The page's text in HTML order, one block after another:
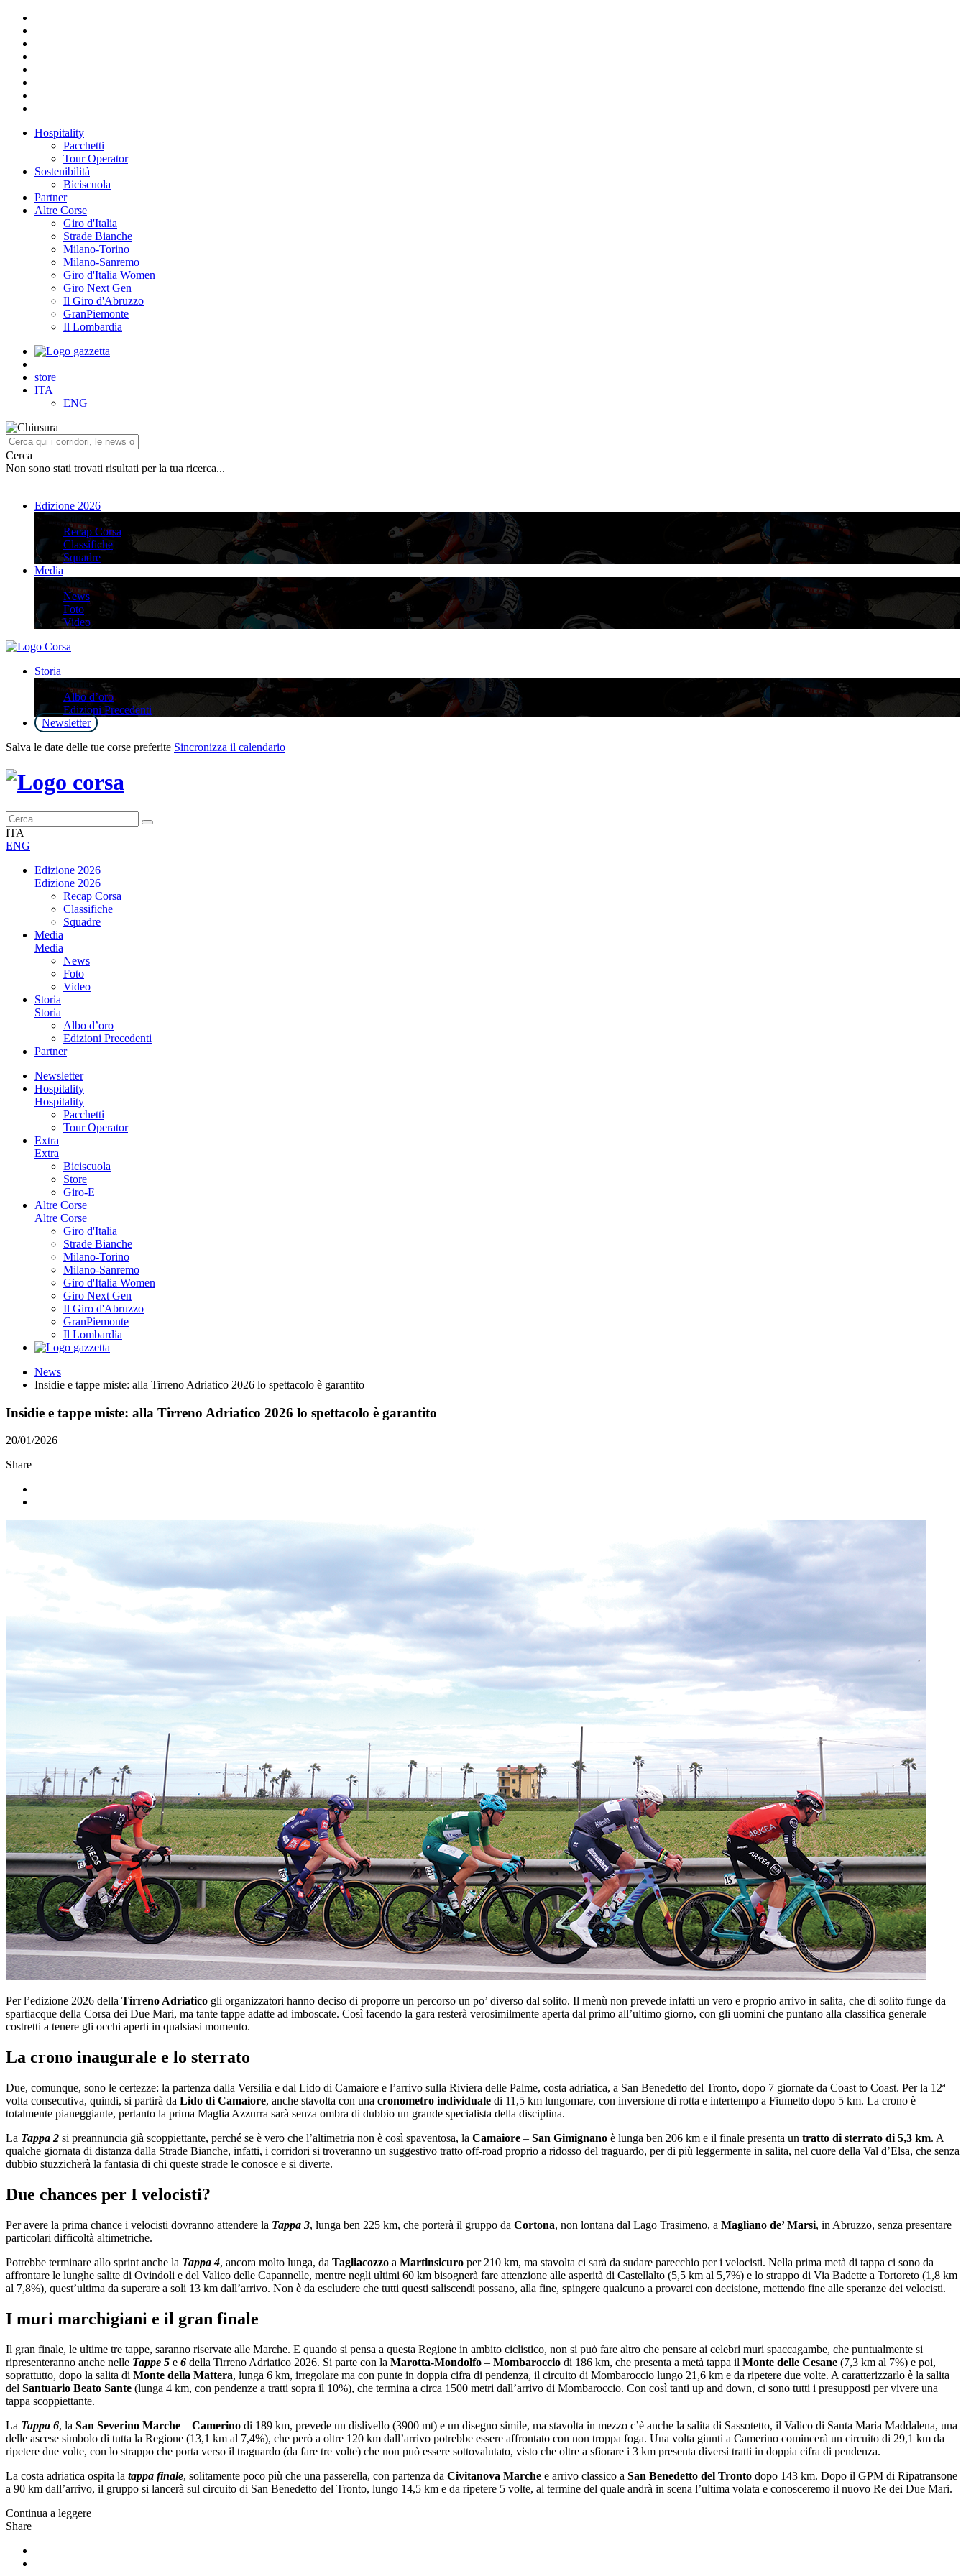
Hospitality
Pacchetti
Tour Operator
Sostenibilità
Biciscuola
Partner
Altre Corse
Giro d'Italia
Strade Bianche
Milano-Torino
Milano-Sanremo
Giro d'Italia Women
Giro Next Gen
Il Giro d'Abruzzo
GranPiemonte
Il Lombardia
store
ITA
ENG
Cerca
Non sono stati trovati risultati per la tua ricerca...
Edizione 2026
Edizione 2026
Recap Corsa
Classifiche
Squadre
Media
Media
News
Foto
Video
Storia
Storia
Albo d’oro
Edizioni Precedenti
Newsletter
Salva le date delle tue corse preferite Sincronizza il calendario
ITA
ENG
Edizione 2026
Edizione 2026
Recap Corsa
Classifiche
Squadre
Media
Media
News
Foto
Video
Storia
Storia
Albo d’oro
Edizioni Precedenti
Partner
Newsletter
Hospitality
Hospitality
Pacchetti
Tour Operator
Extra
Extra
Biciscuola
Store
Giro-E
Altre Corse
Altre Corse
Giro d'Italia
Strade Bianche
Milano-Torino
Milano-Sanremo
Giro d'Italia Women
Giro Next Gen
Il Giro d'Abruzzo
GranPiemonte
Il Lombardia
News
Insidie e tappe miste: alla Tirreno Adriatico 2026 lo spettacolo è garantito
Insidie e tappe miste: alla Tirreno Adriatico 2026 lo spettacolo è garantito
20/01/2026
Share
Per l’edizione 2026 della Tirreno Adriatico gli organizzatori hanno deciso di proporre un percorso un po’ diverso dal solito. Il menù non prevede infatti un vero e proprio arrivo in salita, che di solito funge da
spartiacque della Corsa dei Due Mari, ma tante tappe adatte ad imboscate. Così facendo la gara resterà verosimilmente aperta dal primo all’ultimo giorno, con gli uomini che puntano alla classifica generale
costretti a tenere gli occhi aperti in qualsiasi momento.
La crono inaugurale e lo sterrato
Due, comunque, sono le certezze: la partenza dalla Versilia e dal Lido di Camaiore e l’arrivo sulla Riviera delle Palme, costa adriatica, a San Benedetto del Tronto, dopo 7 giornate da Coast to Coast. Per la 12ª
volta consecutiva, quindi, si partirà da Lido di Camaiore, anche stavolta con una cronometro individuale di 11,5 km lungomare, con inversione di rotta e intertempo a Fiumetto dopo 5 km. La crono è
totalmente pianeggiante, pertanto la prima Maglia Azzurra sarà senza ombra di dubbio un grande specialista della disciplina.
La Tappa 2 si preannuncia già scoppiettante, perché se è vero che l’altimetria non è così spaventosa, la Camaiore – San Gimignano è lunga ben 206 km e il finale presenta un tratto di sterrato di 5,3 km. A
qualche giornata di distanza dalla Strade Bianche, infatti, i corridori si troveranno un suggestivo tratto off-road proprio a ridosso del traguardo, per di più leggermente in salita, nel cuore della Val d’Elsa, che senza
dubbio stuzzicherà la fantasia di chi queste strade le conosce e si diverte.
Due chances per I velocisti?
Per avere la prima chance i velocisti dovranno attendere la Tappa 3, lunga ben 225 km, che porterà il gruppo da Cortona, non lontana dal Lago Trasimeno, a Magliano de’ Marsi, in Abruzzo, senza presentare
particolari difficoltà altimetriche.
Potrebbe terminare allo sprint anche la Tappa 4, ancora molto lunga, da Tagliacozzo a Martinsicuro per 210 km, ma stavolta ci sarà da sudare parecchio per i velocisti. Nella prima metà di tappa ci sono da
affrontare le lunghe salite di Ovindoli e del Valico delle Capannelle, mentre negli ultimi 60 km bisognerà fare attenzione alle asperità di Castellalto (5,5 km al 5,7%) e lo strappo di Via Badette a Tortoreto (1,8 km
al 7,8%), quest’ultima da superare a soli 13 km dall’arrivo. Non è da escludere che tutti questi saliscendi possano, alla fine, spingere qualcuno a provarci con decisione, mettendo fine alle speranze dei velocisti.
I muri marchigiani e il gran finale
Il gran finale, le ultime tre tappe, saranno riservate alle Marche. E quando si pensa a questa Regione in ambito ciclistico, non si può fare altro che pensare ai celebri muri spaccagambe, che puntualmente si
ripresenteranno anche nelle Tappe 5 e 6 della Tirreno Adriatico 2026. Si parte con la Marotta-Mondolfo – Mombaroccio di 186 km, che presenta a metà tappa il Monte delle Cesane (7,3 km al 7%) e poi,
soprattutto, dopo la salita di Monte della Mattera, lunga 6 km, irregolare ma con punte in doppia cifra di pendenza, il circuito di Mombaroccio lungo 21,6 km e da ripetere due volte. A caratterizzarlo è la salita
del Santuario Beato Sante (lunga 4 km, con pendenze a tratti sopra il 10%), che termina a circa 1500 metri dall’arrivo di Mombaroccio. Con così tanti up and down, ci sono tutti i presupposti per vivere una
tappa scoppiettante.
La Tappa 6, la San Severino Marche – Camerino di 189 km, prevede un dislivello (3900 mt) e un disegno simile, ma stavolta in mezzo c’è anche la salita di Sassotetto, il Valico di Santa Maria Maddalena, una
delle ascese simbolo di tutta la Regione (13,1 km al 7,4%), che però a oltre 120 km dall’arrivo potrebbe essere affrontato con non troppa foga. Una volta giunti a Camerino comincerà un circuito di 29,1 km da
ripetere due volte, con lo strappo che porta verso il traguardo (da fare tre volte) che non può essere sottovalutato, visto che oltre a sfiorare i 3 km presenta diversi tratti in doppia cifra di pendenza.
La costa adriatica ospita la tappa finale, solitamente poco più che una passerella, con partenza da Civitanova Marche e arrivo classico a San Benedetto del Tronto dopo 143 km. Dopo il GPM di Ripatransone
a 90 km dall’arrivo, il gruppo si lancerà sul circuito di San Benedetto del Tronto, lungo 14,5 km e da ripetere 5 volte, al termine del quale andrà in scena l’ultima volata e conosceremo il nuovo Re dei Due Mari.
Continua a leggere
Share